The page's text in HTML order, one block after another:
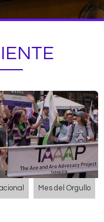
Mes del Orgullo